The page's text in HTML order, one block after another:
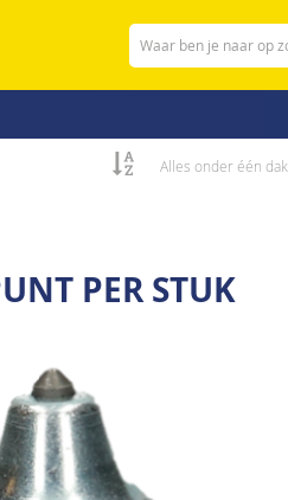
Zoeken
Alles onder één dak
PER STUK